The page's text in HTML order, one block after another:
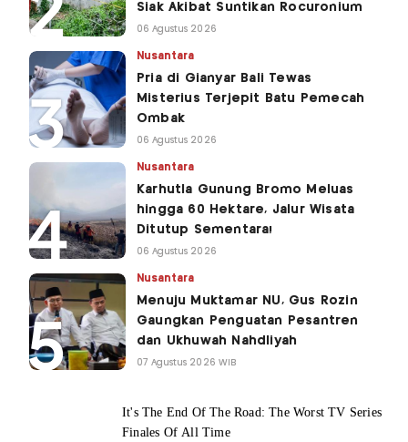
Siak Akibat Suntikan Rocuronium
06 Agustus 2026
Nusantara
Pria di Gianyar Bali Tewas
Misterius Terjepit Batu Pemecah
Ombak
06 Agustus 2026
Nusantara
Karhutla Gunung Bromo Meluas
hingga 60 Hektare, Jalur Wisata
Ditutup Sementara!
06 Agustus 2026
Nusantara
Menuju Muktamar NU, Gus Rozin
Gaungkan Penguatan Pesantren
dan Ukhuwah Nahdliyah
07 Agustus 2026 WIB